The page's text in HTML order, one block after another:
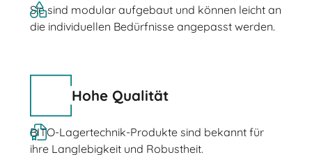
Sie sind modular aufgebaut und können leicht an
die individuellen Bedürfnisse angepasst werden.
Hohe Qualität
BITO-Lagertechnik-Produkte sind bekannt für
ihre Langlebigkeit und Robustheit.